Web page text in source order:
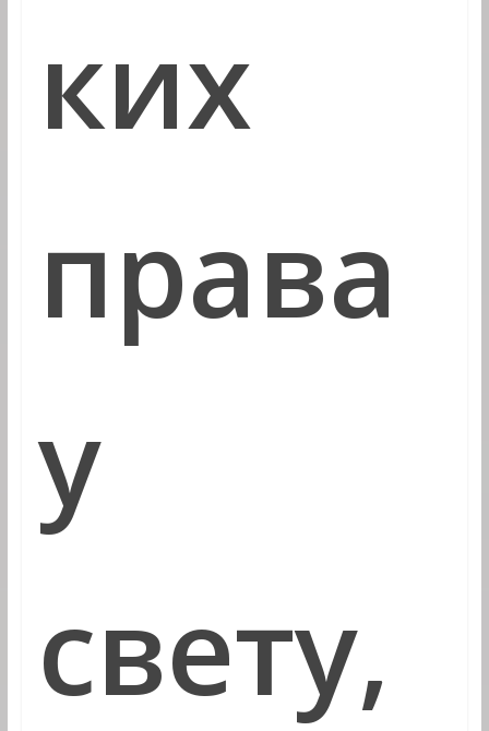
ких
права
у
свету,